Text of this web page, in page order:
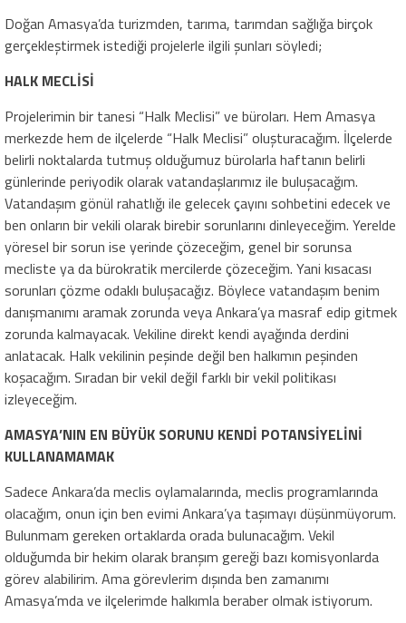
Doğan Amasya’da turizmden, tarıma, tarımdan sağlığa birçok
gerçekleştirmek istediği projelerle ilgili şunları söyledi;
HALK MECLİSİ
Projelerimin bir tanesi “Halk Meclisi” ve büroları. Hem Amasya
merkezde hem de ilçelerde “Halk Meclisi” oluşturacağım. İlçelerde
belirli noktalarda tutmuş olduğumuz bürolarla haftanın belirli
günlerinde periyodik olarak vatandaşlarımız ile buluşacağım.
Vatandaşım gönül rahatlığı ile gelecek çayını sohbetini edecek ve
ben onların bir vekili olarak birebir sorunlarını dinleyeceğim. Yerelde
yöresel bir sorun ise yerinde çözeceğim, genel bir sorunsa
mecliste ya da bürokratik mercilerde çözeceğim. Yani kısacası
sorunları çözme odaklı buluşacağız. Böylece vatandaşım benim
danışmanımı aramak zorunda veya Ankara’ya masraf edip gitmek
zorunda kalmayacak. Vekiline direkt kendi ayağında derdini
anlatacak. Halk vekilinin peşinde değil ben halkımın peşinden
koşacağım. Sıradan bir vekil değil farklı bir vekil politikası
izleyeceğim.
AMASYA’NIN EN BÜYÜK SORUNU KENDİ POTANSİYELİNİ
KULLANAMAMAK
Sadece Ankara’da meclis oylamalarında, meclis programlarında
olacağım, onun için ben evimi Ankara’ya taşımayı düşünmüyorum.
Bulunmam gereken ortaklarda orada bulunacağım. Vekil
olduğumda bir hekim olarak branşım gereği bazı komisyonlarda
görev alabilirim. Ama görevlerim dışında ben zamanımı
Amasya’mda ve ilçelerimde halkımla beraber olmak istiyorum.